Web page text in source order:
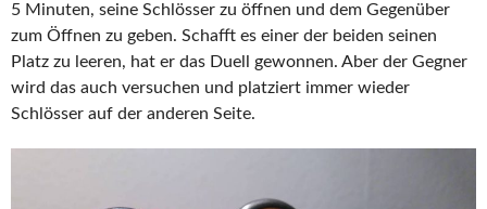
5 Minuten, seine Schlösser zu öffnen und dem Gegenüber
zum Öffnen zu geben. Schafft es einer der beiden seinen
Platz zu leeren, hat er das Duell gewonnen. Aber der Gegner
wird das auch versuchen und platziert immer wieder
Schlösser auf der anderen Seite.